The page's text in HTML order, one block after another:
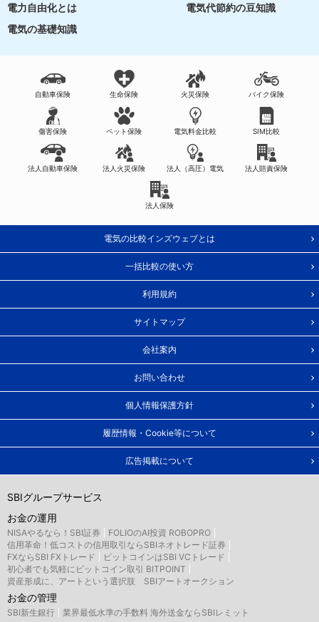
電力自由化とは
電気代節約の豆知識
電気の基礎知識
自動車保険 生命保険 火災保険 バイク保険
傷害保険 ペット保険 電気料金比較 SIM比較
法人自動車保険 法人火災保険 法人（高圧）電気 法人賠責保険
法人保険
電気の比較インズウェブとは
一括比較の使い方
利用規約
サイトマップ
会社案内
お問い合わせ
個人情報保護方針
履歴情報・Cookie等について
広告掲載について
SBIグループサービス
お金の運用
NISAやるなら！SBI証券
FOLIOのAI投資 ROBOPRO
信用革命！低コストの信用取引ならSBIネオトレード証券
FXならSBI FXトレード
ビットコインはSBI VCトレード
初心者でも気軽にビットコイン取引 BITPOINT
資産形成に、アートという選択肢 SBIアートオークション
お金の管理
SBI新生銀行 業界最低水準の手数料 海外送金ならSBIレミット